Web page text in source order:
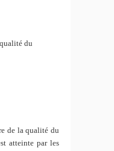
du
de la qualité du
atteinte par les